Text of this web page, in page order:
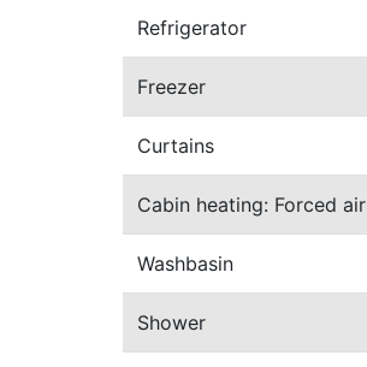
Refrigerator
Freezer
Curtains
Cabin heating: Forced air
Washbasin
Shower